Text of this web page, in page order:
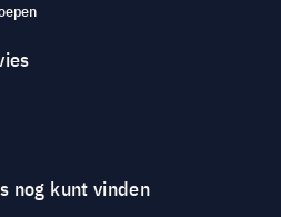
nog kunt vinden